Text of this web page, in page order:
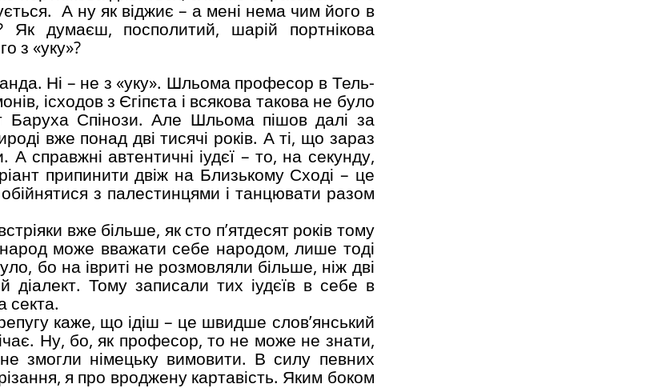
А ну як віджиє – а мені нема чим його в
думаєш, посполитий, шарій портнікова
з «уку»?
Ні – не з «уку». Шльома професор в Тель-
ісходов з Єгіпєта і всякова такова не було
Баруха Спінози. Але Шльома пішов далі за
вже понад дві тисячі років. А ті, що зараз
справжні автентичні іудєї – то, на секунду,
припинити двіж на Близькому Сході – це
з палестинцями і танцювати разом
вже більше, як сто п’ятдесят років тому
може вважати себе народом, лише тоді
бо на івриті не розмовляли більше, ніж дві
діалект. Тому записали тих іудєїв в себе в
секта.
каже, що ідіш – це швидше слов’янський
Ну, бо, як професор, то не може не знати,
змогли німецьку вимовити. В силу певних
я про вроджену картавість. Яким боком